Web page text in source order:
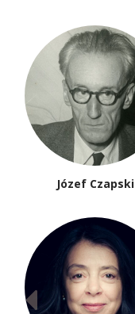
Józef Czapski